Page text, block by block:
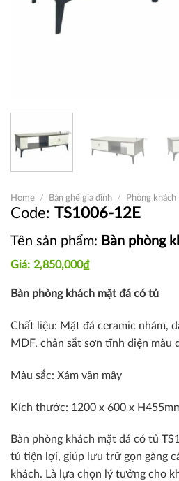
Home / Bàn ghế gia đình / Phòng khách
TS1006-12E
Tên sản phẩm: Bàn phòng
2,850,000₫
Bàn phòng khách mặt đá có tủ
Chất liệu: Mặt đá ceramic nhám,
MDF, chân sắt sơn tĩnh điện màu
Màu sắc: Xám vân mây
Kích thước: 1200 x 600 x
Bàn phòng khách mặt đá có tủ
tủ tiện lợi, giúp lưu trữ gọn gàng
khách. Là lựa chọn lý tưởng cho